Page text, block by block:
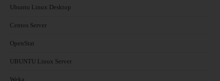
Ubuntu Linux Desktop
Centos Server
OpenStat
UBUNTU Linux Server
Weka